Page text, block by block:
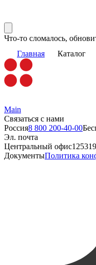
Что-то сломалось,
Главная Каталог
Main
Связаться с нами
Россия8 800 200-40-00
Эл. почта
Центральный офис
ДокументыПолитика